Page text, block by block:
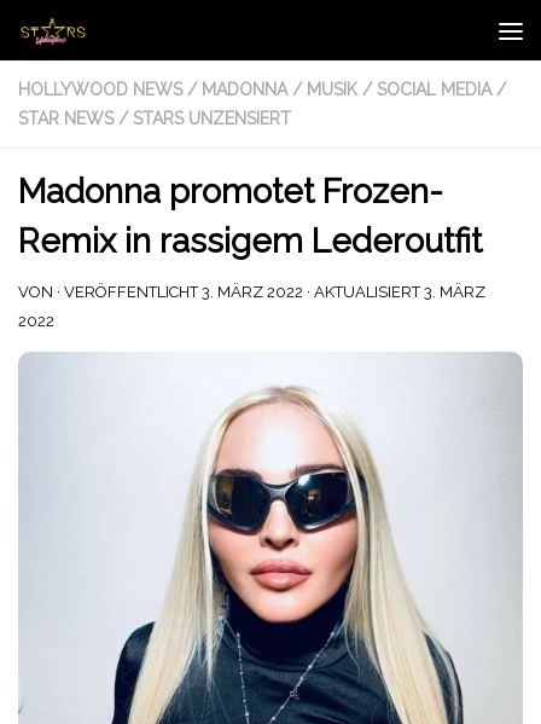
Zum Inhalt springen
HOLLYWOOD NEWS / MADONNA / MUSIK / SOCIAL MEDIA /
STAR NEWS / STARS UNZENSIERT
Madonna promotet Frozen-
Remix in rassigem Lederoutfit
VON · VERÖFFENTLICHT3. MÄRZ 2022 · AKTUALISIERT3. MÄRZ
2022